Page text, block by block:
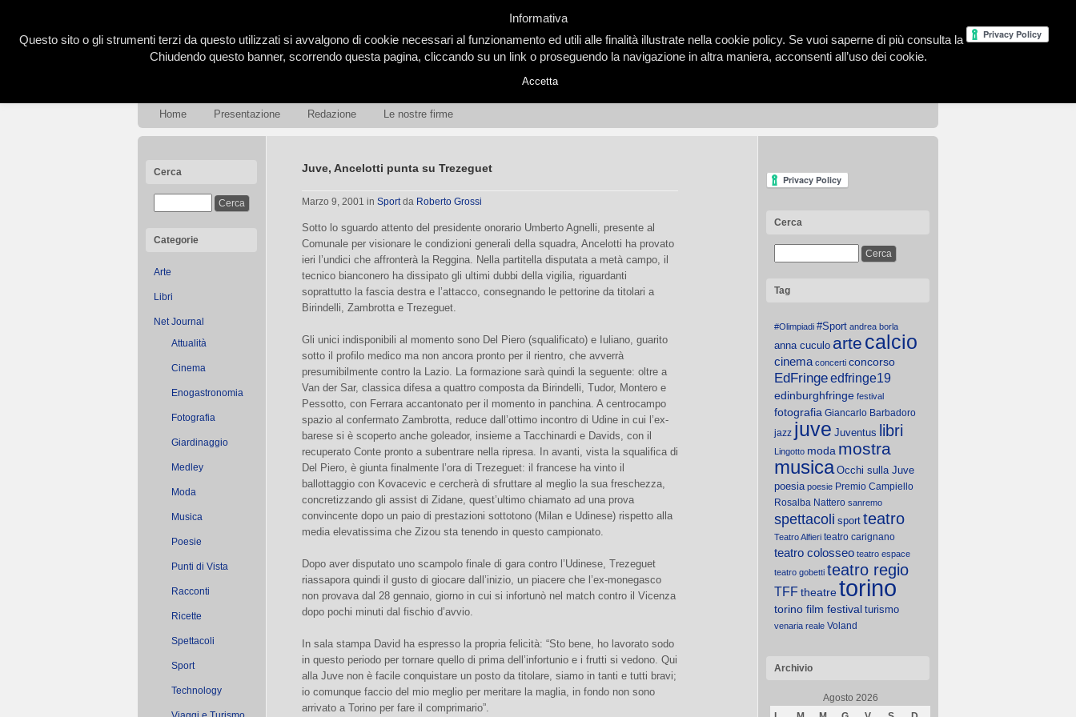
Home Presentazione Redazione Le nostre firme
Cerca
Categorie
Arte
Libri
Net Journal
Attualità
Cinema
Enogastronomia
Fotografia
Giardinaggio
Medley
Moda
Musica
Poesie
Punti di Vista
Racconti
Ricette
Spettacoli
Sport
Technology
Juve, Ancelotti punta su Trezeguet
Marzo 9, 2001 in Sportda Roberto Grossi
Sotto lo sguardo attento del presidente onorario Umberto Agnelli, presente al
Comunale per visionare le condizioni generali della squadra, Ancelotti ha provato
ieri l’undici che affronterà la Reggina. Nella partitella disputata a metà campo, il
tecnico bianconero ha dissipato gli ultimi dubbi della vigilia, riguardanti
soprattutto la fascia destra e l’attacco, consegnando le pettorine da titolari a
Birindelli, Zambrotta e Trezeguet.
Gli unici indisponibili al momento sono Del Piero (squalificato) e Iuliano, guarito
sotto il profilo medico ma non ancora pronto per il rientro, che avverrà
presumibilmente contro la Lazio. La formazione sarà quindi la seguente: oltre a
Van der Sar, classica difesa a quattro composta da Birindelli, Tudor, Montero e
Pessotto, con Ferrara accantonato per il momento in panchina. A centrocampo
spazio al confermato Zambrotta, reduce dall’ottimo incontro di Udine in cui l’ex-
barese si è scoperto anche goleador, insieme a Tacchinardi e Davids, con il
recuperato Conte pronto a subentrare nella ripresa. In avanti, vista la squalifica di
Del Piero, è giunta finalmente l’ora di Trezeguet: il francese ha vinto il
ballottaggio con Kovacevic e cercherà di sfruttare al meglio la sua freschezza,
concretizzando gli assist di Zidane, quest’ultimo chiamato ad una prova
convincente dopo un paio di prestazioni sottotono (Milan e Udinese) rispetto alla
media elevatissima che Zizou sta tenendo in questo campionato.
Dopo aver disputato uno scampolo finale di gara contro l’Udinese, Trezeguet
riassapora quindi il gusto di giocare dall’inizio, un piacere che l’ex-monegasco
non provava dal 28 gennaio, giorno in cui si infortunò nel match contro il Vicenza
dopo pochi minuti dal fischio d’avvio.
In sala stampa David ha espresso la propria felicità: “Sto bene, ho lavorato sodo
in questo periodo per tornare quello di prima dell’infortunio e i frutti si vedono. Qui
alla Juve non è facile conquistare un posto da titolare, siamo in tanti e tutti bravi;
io comunque faccio del mio meglio per meritare la maglia, in fondo non sono
arrivato a Torino per fare il comprimario”.
Cerca
Tag
#Olimpiadi #Sport andrea borla
anna cuculo arte calcio
cinema concerti concorso
EdFringeedfringe19
edinburghfringe festival
fotografia Giancarlo Barbadoro
jazz juve Juventus libri
Lingotto moda mostra
musica Occhi sulla Juve
poesia poesie Premio Campiello
Rosalba Nattero sanremo
spettacoli sport teatro
Teatro Alfieri teatro carignano
teatro colosseo teatro espace
teatro gobetti teatro regio
TFFtheatretorino
torino film festival turismo
venaria reale Voland
Archivio
Agosto 2026
Informativa
Questo sito o gli strumenti terzi da questo utilizzati si avvalgono di cookie necessari al funzionamento ed utili alle finalità illustrate nella cookie policy. Se vuoi saperne di più consulta la
Chiudendo questo banner, scorrendo questa pagina, cliccando su un link o proseguendo la navigazione in altra maniera, acconsenti all’uso dei cookie.
Accetta